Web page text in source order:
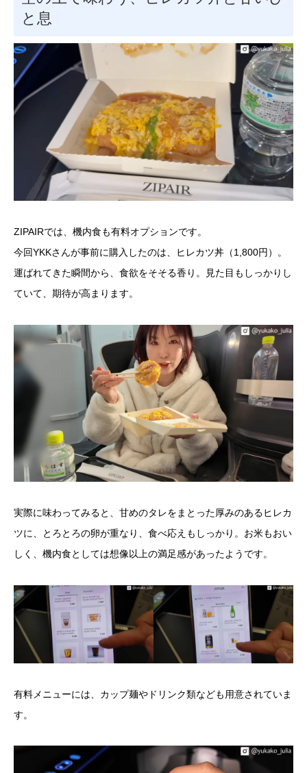
と息
ZIPAIRでは、機内食も有料オプションです。
今回YKKさんが事前に購入したのは、ヒレカツ丼（1,800円）。
運ばれてきた瞬間から、食欲をそそる香り。見た目もしっかりし
ていて、期待が高まります。
実際に味わってみると、甘めのタレをまとった厚みのあるヒレカ
ツに、とろとろの卵が重なり、食べ応えもしっかり。お米もおい
しく、機内食としては想像以上の満足感があったようです。
有料メニューには、カップ麺やドリンク類なども用意されていま
す。